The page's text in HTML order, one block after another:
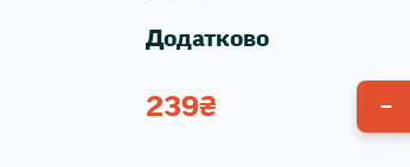
Додатково
Унагі соус 100 г
239₴